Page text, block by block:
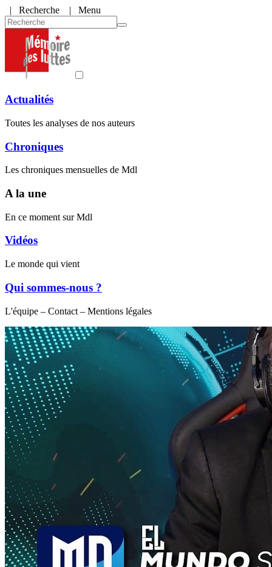
| Recherche | Menu
Actualités
Toutes les analyses de nos auteurs
Chroniques
Les chroniques mensuelles de Mdl
A la une
En ce moment sur Mdl
Vidéos
Le monde qui vient
Qui sommes-nous ?
L'équipe – Contact – Mentions légales